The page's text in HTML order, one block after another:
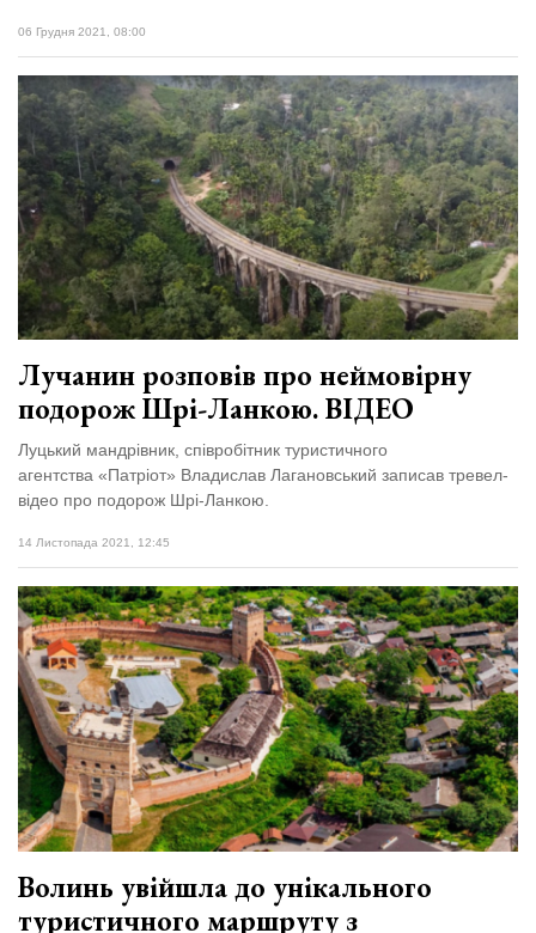
06 Грудня 2021, 08:00
Лучанин розповів про неймовірну
подорож Шрі-Ланкою. ВІДЕО
Луцький мандрівник, співробітник туристичного
агентства «Патріот» Владислав Лагановський записав тревел-
відео про подорож Шрі-Ланкою.
14 Листопада 2021, 12:45
Волинь увійшла до унікального
туристичного маршруту з